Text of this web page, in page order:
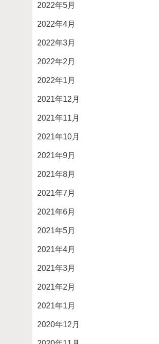
2022年5月
2022年4月
2022年3月
2022年2月
2022年1月
2021年12月
2021年11月
2021年10月
2021年9月
2021年8月
2021年7月
2021年6月
2021年5月
2021年4月
2021年3月
2021年2月
2021年1月
2020年12月